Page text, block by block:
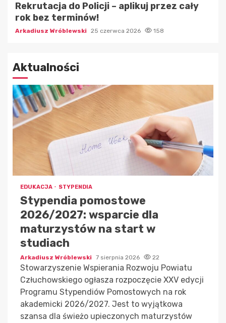
Rekrutacja do Policji – aplikuj przez cały
rok bez terminów!
Arkadiusz Wróblewski 25 czerwca 2026 158
Aktualności
EDUKACJA STYPENDIA
Stypendia pomostowe
2026/2027: wsparcie dla
maturzystów na start w
studiach
Arkadiusz Wróblewski 7 sierpnia 2026 22
Stowarzyszenie Wspierania Rozwoju Powiatu
Człuchowskiego ogłasza rozpoczęcie XXV edycji
Programu Stypendiów Pomostowych na rok
akademicki 2026/2027. Jest to wyjątkowa
szansa dla świeżo upieczonych maturzystów